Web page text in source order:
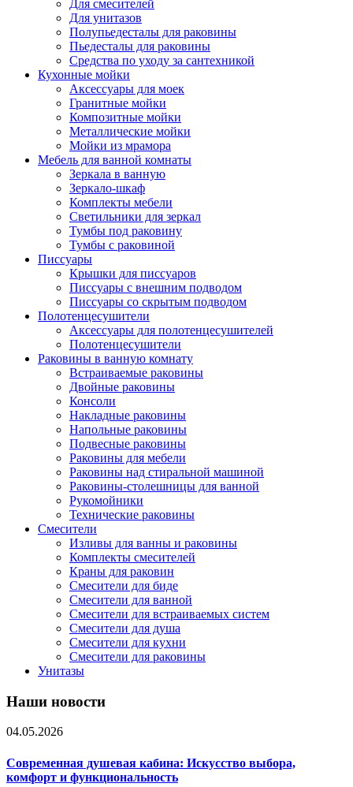
Для смесителей
Для унитазов
Полупьедесталы для раковины
Пьедесталы для раковины
Средства по уходу за сантехникой
Кухонные мойки
Аксессуары для моек
Гранитные мойки
Композитные мойки
Металлические мойки
Мойки из мрамора
Мебель для ванной комнаты
Зеркала в ванную
Зеркало-шкаф
Комплекты мебели
Светильники для зеркал
Тумбы под раковину
Тумбы с раковиной
Писсуары
Крышки для писсуаров
Писсуары с внешним подводом
Писсуары со скрытым подводом
Полотенцесушители
Аксессуары для полотенцесушителей
Полотенцесушители
Раковины в ванную комнату
Встраиваемые раковины
Двойные раковины
Консоли
Накладные раковины
Напольные раковины
Подвесные раковины
Раковины для мебели
Раковины над стиральной машиной
Раковины-столешницы для ванной
Рукомойники
Технические раковины
Смесители
Изливы для ванны и раковины
Комплекты смесителей
Краны для раковин
Смесители для биде
Смесители для ванной
Смесители для встраиваемых систем
Смесители для душа
Смесители для кухни
Смесители для раковины
Унитазы
Наши новости
04.05.2026
Современная душевая кабина: Искусство выбора,
комфорт и функциональность